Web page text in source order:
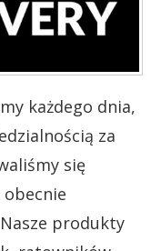
każdego dnia,
za
się
produkty